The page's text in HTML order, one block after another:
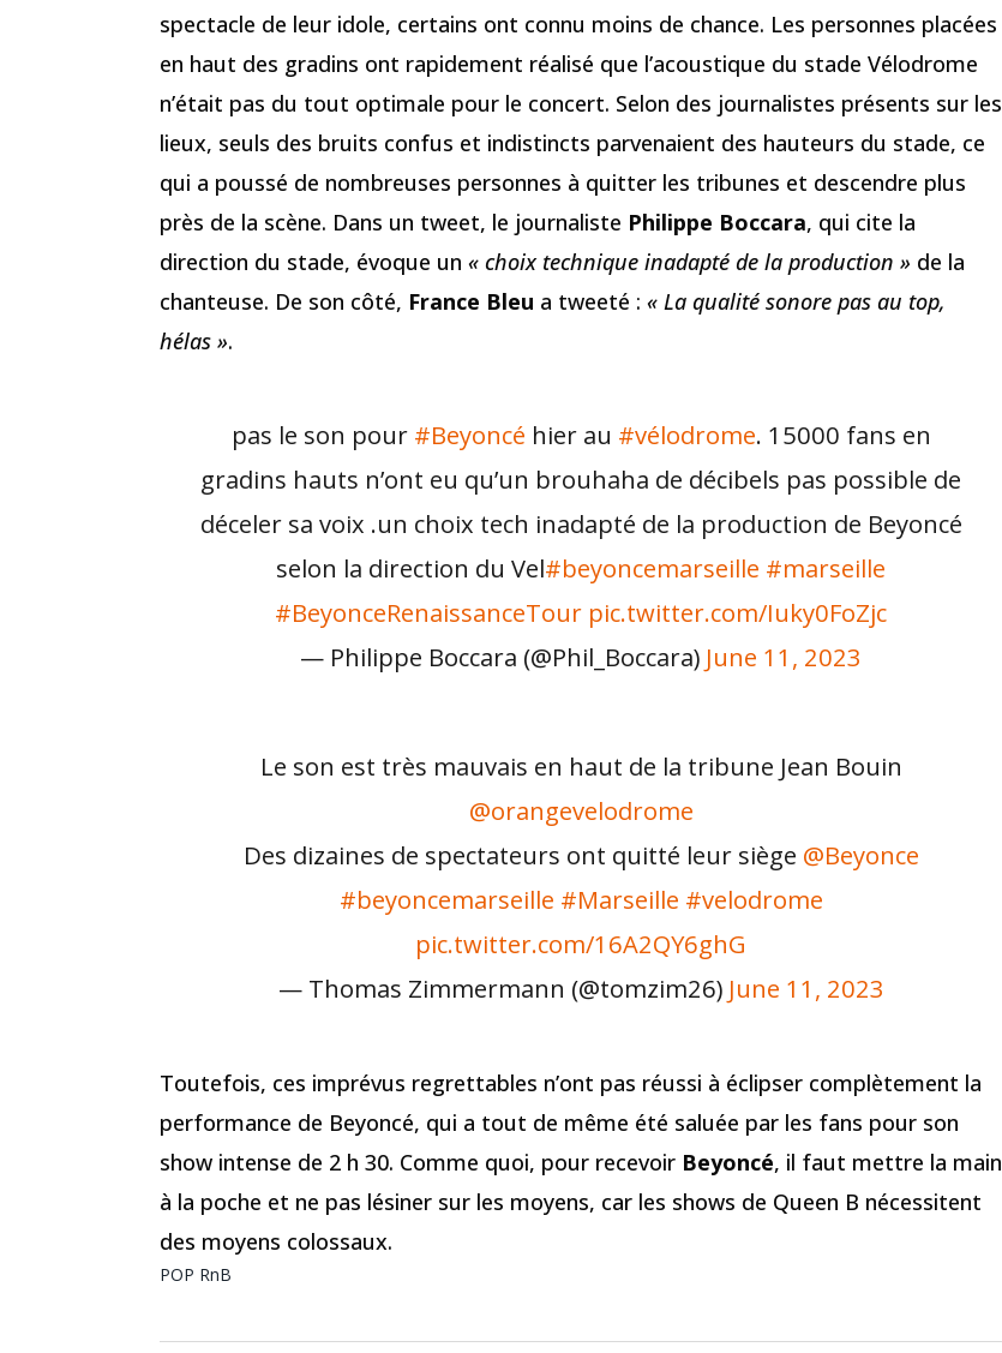
spectacle de leur idole, certains ont connu moins de chance. Les personnes placées
en haut des gradins ont rapidement réalisé que l’acoustique du stade Vélodrome
n’était pas du tout optimale pour le concert. Selon des journalistes présents sur les
lieux, seuls des bruits confus et indistincts parvenaient des hauteurs du stade, ce
qui a poussé de nombreuses personnes à quitter les tribunes et descendre plus
près de la scène. Dans un tweet, le journaliste Philippe Boccara, qui cite la
direction du stade, évoque un « choix technique inadapté de la production » de la
chanteuse. De son côté, France Bleu a tweeté : « La qualité sonore pas au top,
hélas ».
pas le son pour #Beyoncé hier au #vélodrome. 15000 fans en
gradins hauts n’ont eu qu’un brouhaha de décibels pas possible de
déceler sa voix .un choix tech inadapté de la production de Beyoncé
selon la direction du Vel#beyoncemarseille #marseille
#BeyonceRenaissanceTour pic.twitter.com/Iuky0FoZjc
— Philippe Boccara (@Phil_Boccara) June 11, 2023
Le son est très mauvais en haut de la tribune Jean Bouin
@orangevelodrome
Des dizaines de spectateurs ont quitté leur siège @Beyonce
#beyoncemarseille #Marseille #velodrome
pic.twitter.com/16A2QY6ghG
— Thomas Zimmermann (@tomzim26) June 11, 2023
Toutefois, ces imprévus regrettables n’ont pas réussi à éclipser complètement la
performance de Beyoncé, qui a tout de même été saluée par les fans pour son
show intense de 2 h 30. Comme quoi, pour recevoir Beyoncé, il faut mettre la main
à la poche et ne pas lésiner sur les moyens, car les shows de Queen B nécessitent
des moyens colossaux.
POP RnB